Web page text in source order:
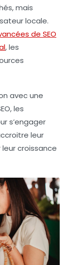
mais
locale.
de SEO
, les
avec une
, les
s’engager
leur
croissance